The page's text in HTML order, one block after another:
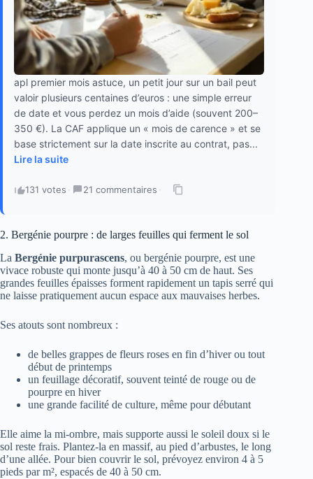
apl premier mois astuce, un petit jour sur un bail peut
valoir plusieurs centaines d’euros : une simple erreur
de date et vous perdez un mois d’aide (souvent 200–
350 €). La CAF applique un « mois de carence » et se
base strictement sur la date inscrite au contrat, pas...
Lire la suite
131 votes · 21 commentaires ·
2. Bergénie pourpre : de larges feuilles qui ferment le sol
La Bergénie purpurascens, ou bergénie pourpre, est une
vivace robuste qui monte jusqu’à 40 à 50 cm de haut. Ses
grandes feuilles épaisses forment rapidement un tapis serré qui
ne laisse pratiquement aucun espace aux mauvaises herbes.
Ses atouts sont nombreux :
de belles grappes de fleurs roses en fin d’hiver ou tout
début de printemps
un feuillage décoratif, souvent teinté de rouge ou de
pourpre en hiver
une grande facilité de culture, même pour débutant
Elle aime la mi-ombre, mais supporte aussi le soleil doux si le
sol reste frais. Plantez-la en massif, au pied d’arbustes, le long
d’une allée. Pour bien couvrir le sol, prévoyez environ 4 à 5
pieds par m², espacés de 40 à 50 cm.